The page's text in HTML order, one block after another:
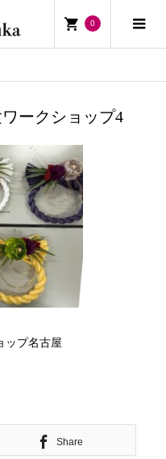
0
ークショップ4
ップ名古屋
Share